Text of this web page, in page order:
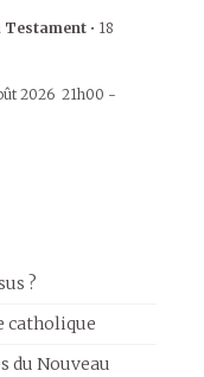
Testament • 18
2026 21h00 -
?
catholique
du Nouveau